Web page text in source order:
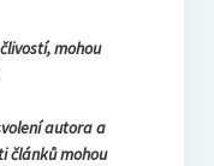
mohou
autora a
článků mohou